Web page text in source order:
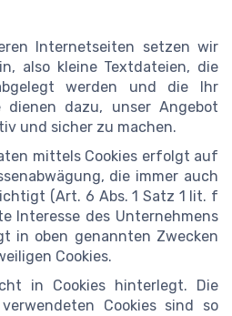
Internetseiten setzen wir
also kleine Textdateien, die
werden und die Ihr
dienen dazu, unser Angebot
und sicher zu machen.
mittels Cookies erfolgt auf
die immer auch
(Art. 6 Abs. 1 Satz 1 lit. f
Interesse des Unternehmens
in oben genannten Zwecken
Cookies.
in Cookies hinterlegt. Die
Cookies sind so